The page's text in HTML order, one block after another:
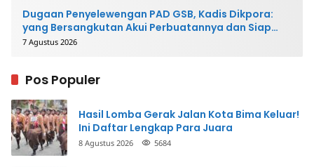
Dugaan Penyelewengan PAD GSB, Kadis Dikpora:
yang Bersangkutan Akui Perbuatannya dan Siap
Mengembalikan Uang
7 Agustus 2026
Pos Populer
Hasil Lomba Gerak Jalan Kota Bima Keluar!
Ini Daftar Lengkap Para Juara
8 Agustus 2026 5684